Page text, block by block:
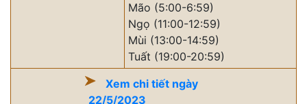
Mão (5:00-6:59)
Ngọ (11:00-12:59)
Mùi (13:00-14:59)
Tuất (19:00-20:59)
Xem chi tiết ngày
22/5/2023